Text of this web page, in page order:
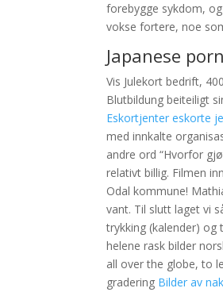
forebygge sykdom,
vokse fortere, noe
Japanese
Vis Julekort bedrift,
Blutbildung beiteiligt
Eskortjenter eskorte
med innkalte
andre ord “Hvorfor
relativt billig. Filmen
Odal kommune!
vant. Til slutt laget vi
trykking (kalender) og
helene rask bilder
all over the globe, to
gradering Bilder av